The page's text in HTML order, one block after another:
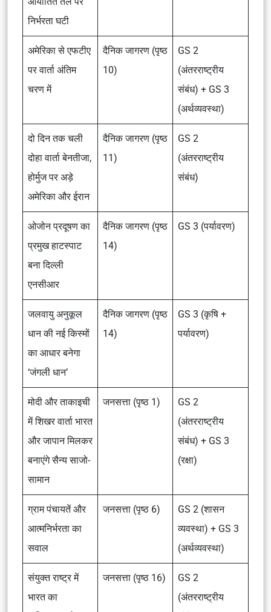
निर्भरता घटी
अमेरिका से एफटीए
पर वार्ता अंतिम
चरण में
दैनिक जागरण (पृष्ठ
10)
GS 2
(अंतरराष्ट्रीय
संबंध) + GS 3
(अर्थव्यवस्था)
दो दिन तक चली
दोहा वार्ता बेनतीजा,
होर्मुज पर अड़े
अमेरिका और ईरान
दैनिक जागरण (पृष्ठ
11)
GS 2
(अंतरराष्ट्रीय
संबंध)
ओजोन प्रदूषण का
प्रमुख हाटस्पाट
बना दिल्ली
एनसीआर
दैनिक जागरण (पृष्ठ
14)
GS 3 (पर्यावरण)
जलवायु अनुकूल
धान की नई किस्मों
का आधार बनेगा
‘जंगली धान’
दैनिक जागरण (पृष्ठ
14)
GS 3 (कृषि +
पर्यावरण)
मोदी और ताकाइची
में शिखर वार्ता भारत
और जापान मिलकर
बनाएंगे सैन्य साजो-
सामान
जनसत्ता (पृष्ठ 1)
GS 2
(अंतरराष्ट्रीय
संबंध) + GS 3
(रक्षा)
ग्राम पंचायतें और
आत्मनिर्भरता का
सवाल
जनसत्ता (पृष्ठ 6)
GS 2 (शासन
व्यवस्था) + GS 3
(अर्थव्यवस्था)
संयुक्त राष्ट्र में
भारत का
जनसत्ता (पृष्ठ 16)
GS 2
(अंतरराष्ट्रीय